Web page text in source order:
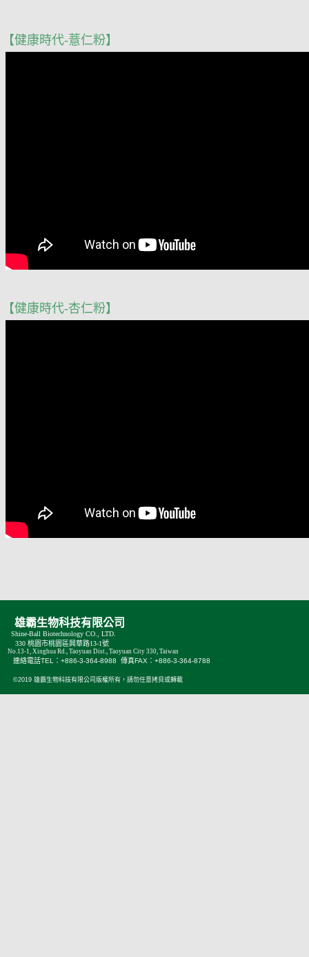
【健康時代-薏仁粉】
【健康時代-杏仁粉】
雄霸生物科技有限公司
Shine-Ball Biotechnology CO., LTD.
330 桃園市桃園區興華路13-1號
No.13-1, Xinghua Rd., Taoyuan Dist., Taoyuan City 330, Taiwan
連絡電話TEL：+886-3-364-8988 傳真FAX：+886-3-364-8788
©2019 雄霸生物科技有限公司版權所有，請勿任意拷貝或轉載